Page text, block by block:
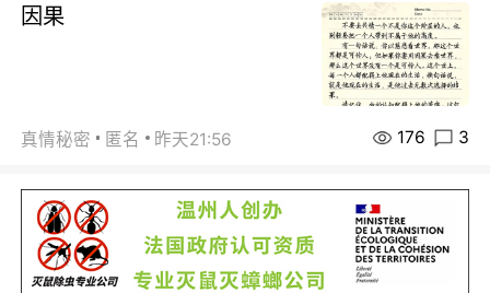
因果
真情秘密 匿名 昨天21:56 176 3